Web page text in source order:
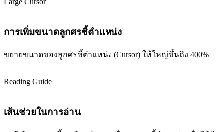
การเพิ่มขนาดลูกศรชี้ตำแหน่ง
ขยายขนาดของลูกศรชี้ตำแหน่ง (Cursor) ให้ใหญ่ขึ้นถึง 400%
Reading Guide
เส้นช่วยในการอ่าน